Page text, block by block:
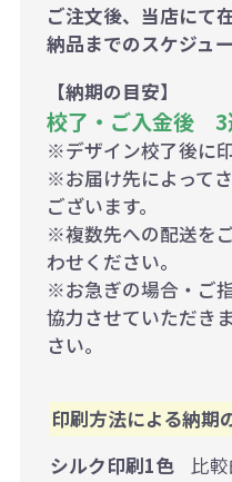
ご注文後、当店にて
納品までのスケジュ
【納期の目安】
校了・ご入金後 3
※デザイン校了後に
※お届け先によって
ございます。
※複数先への配送を
わせください。
※お急ぎの場合・ご
協力させていただき
さい。
印刷方法による納期
シルク印刷1色
比較